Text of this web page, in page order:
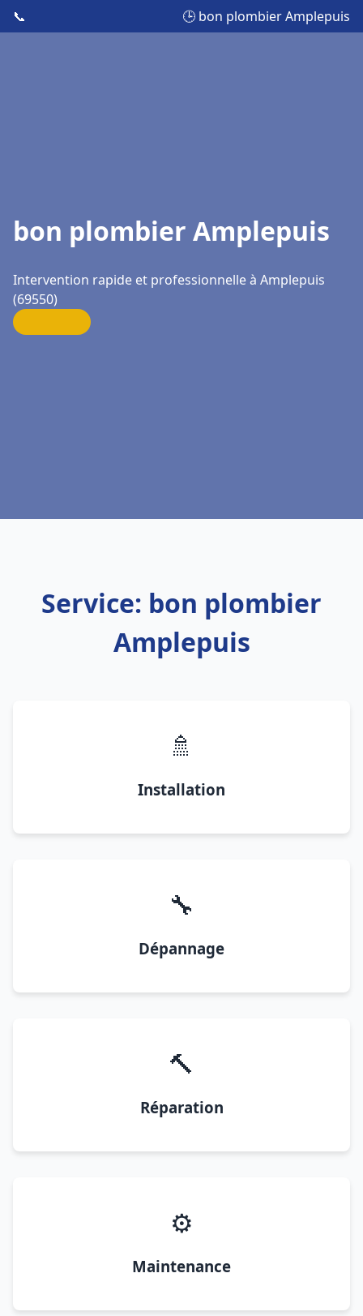
📞 🕒 bon plombier Amplepuis
bon plombier Amplepuis
Intervention rapide et professionnelle à Amplepuis
(69550)
Service: bon plombier
Amplepuis
🚿
Installation
🔧
Dépannage
🔨
Réparation
⚙️
Maintenance